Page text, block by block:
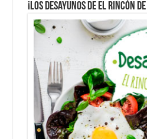
¡Los desayunos de El Rincón